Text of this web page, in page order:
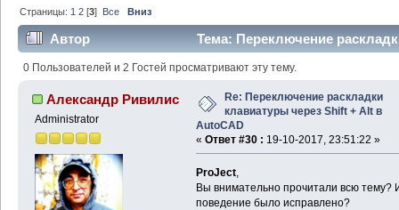
Страницы: 1 2 [3] Все Вниз
Автор
Тема: Переключение
AutoCAD (Прочитано 166025 раз)
0 Пользователей и 2 Гостей просматривают эту тему.
Александр Ривилис
Administrator
Re: Переключение раскладки
клавиатуры через Shift + Alt в
AutoCAD
« Ответ #30 : 19-10-2017, 23:51:22 »
ProJect,
Вы внимательно прочитали всю тему?
поведение было исправлено?